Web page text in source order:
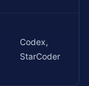
Codex,
StarCoder